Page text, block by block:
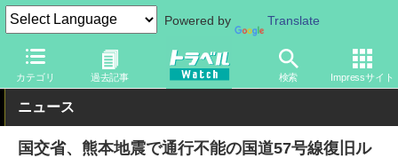
Powered by Translate
カテゴリ 過去記事 検索 Impressサイト
トラベル Watch 地域 国内旅行 九州
ニュース
国交省、熊本地震で通行不能の国道57号線復旧ル